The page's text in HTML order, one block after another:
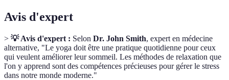
Avis d'expert
> 💡 Avis d'expert : Selon Dr. John Smith, expert en médecine
alternative, "Le yoga doit être une pratique quotidienne pour ceux
qui veulent améliorer leur sommeil. Les méthodes de relaxation que
l'on y apprend sont des compétences précieuses pour gérer le stress
dans notre monde moderne."